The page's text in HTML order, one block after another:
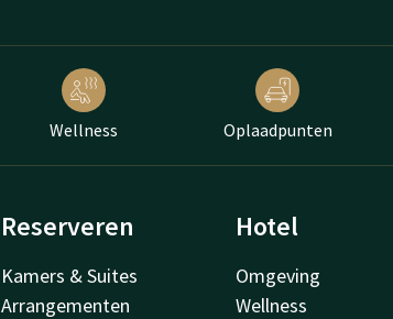
Wellness Oplaadpunten
Reserveren
Kamers & Suites
Arrangementen
Hotel
Omgeving
Wellness